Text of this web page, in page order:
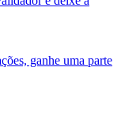
ganhe uma parte